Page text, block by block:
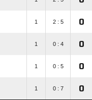
1 2 : 5 0
1 0 : 4 0
1 0 : 5 0
1 0 : 7 0